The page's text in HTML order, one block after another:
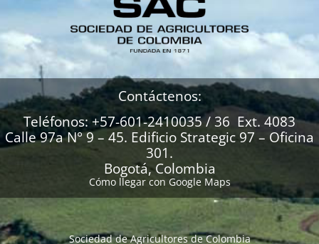
Contáctenos:
Teléfonos: +57-601-2410035 / 36 Ext. 4083
Calle 97a N° 9 – 45. Edificio Strategic 97 – Oficina
301.
Bogotá, Colombia
Cómo llegar con Google Maps
Sociedad de Agricultores de Colombia